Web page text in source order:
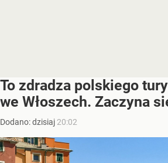
To zdradza polskiego
we Włoszech. Zaczyna
Dodano:dzisiaj 20:02